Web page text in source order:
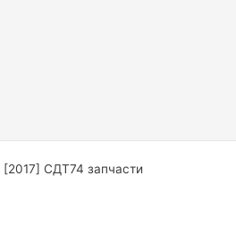
СДТ74 запчасти